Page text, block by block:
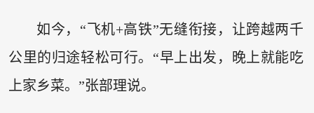
如今，“飞机+高铁”无缝衔接，让跨越两千
公里的归途轻松可行。“早上出发，晚上就能吃
上家乡菜。”张部理说。